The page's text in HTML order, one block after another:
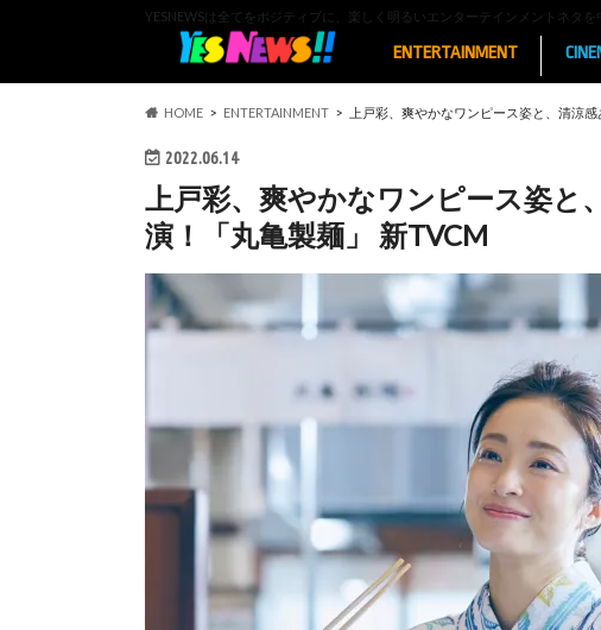
YESNEWSは全てをポジティブに、楽しく明るいエンターテインメントネタ
ENTERTAINMENT
HOME ENTERTAINMENT 上戸彩、爽やかなワンピース姿と、清涼
2022.06.14
上戸彩、爽やかなワンピース姿と
演！「丸亀製麺」 新TVCM